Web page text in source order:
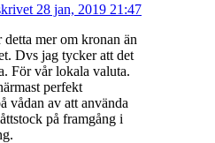
28 jan, 2019 21:47
detta mer om kronan än
Dvs jag tycker att det
För vår lokala valuta.
perfekt
vådan av att använda
på framgång i